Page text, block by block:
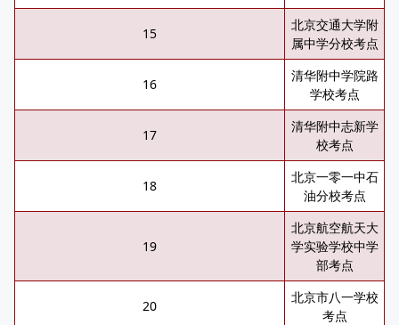
15
北京交通大学附
属中学分校考点
16
清华附中学院路
学校考点
17
清华附中志新学
校考点
18
北京一零一中石
油分校考点
19
北京航空航天大
学实验学校中学
部考点
20
北京市八一学校
考点